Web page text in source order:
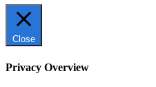
Close
Privacy Overview